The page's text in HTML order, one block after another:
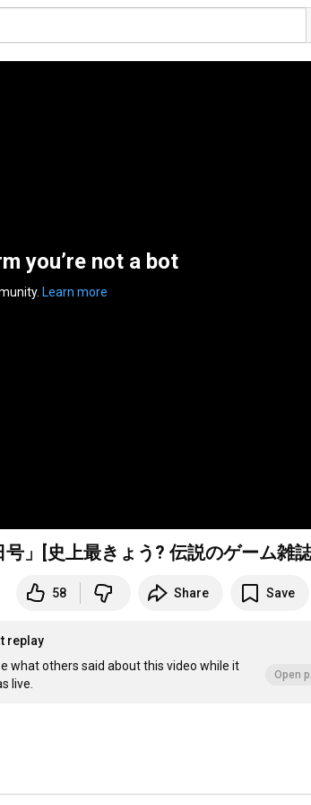
you’re not a bot
Learn more
」[史上最きょう? 伝説のゲーム雑
58 Share Save
replay
what others said about this video while it
live.
Open